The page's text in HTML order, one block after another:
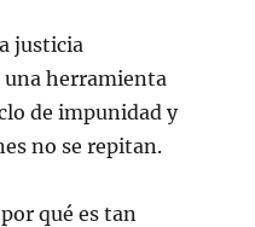
justicia
herramienta
de impunidad y
no se repitan.
qué es tan